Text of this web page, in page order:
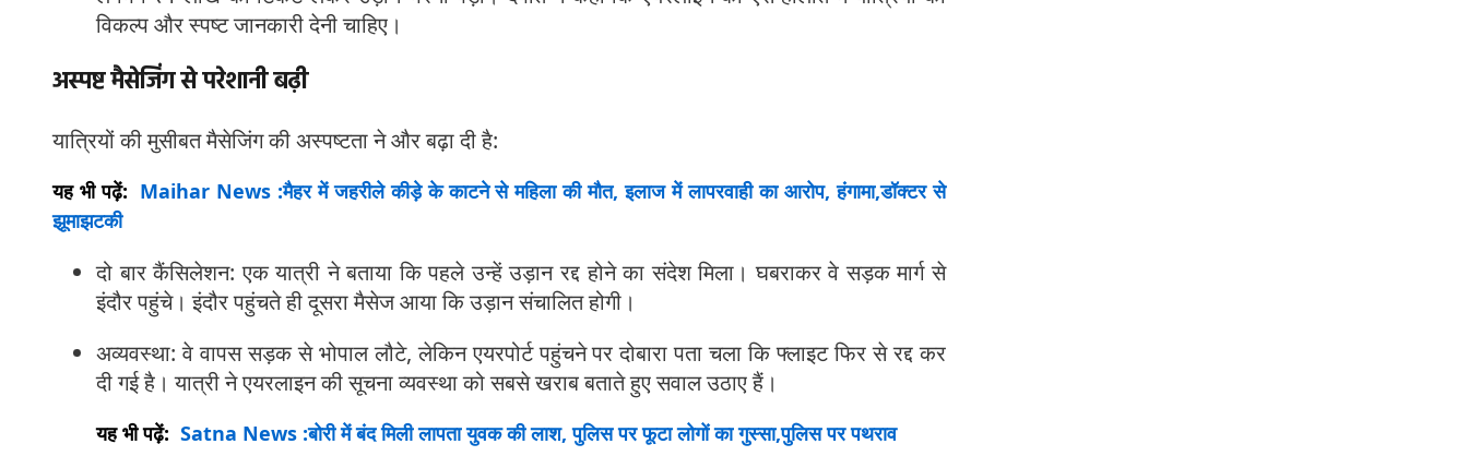
विकल्प और स्पष्ट जानकारी देनी चाहिए।
अस्पष्ट मैसेजिंग से परेशानी बढ़ी
यात्रियों की मुसीबत मैसेजिंग की अस्पष्टता ने और बढ़ा दी है:
यह भी पढ़ें: Maihar News :मैहर में जहरीले कीड़े के काटने से महिला की मौत, इलाज में लापरवाही का आरोप, हंगामा,डॉक्टर से
झूमाझटकी
दो बार कैंसिलेशन: एक यात्री ने बताया कि पहले उन्हें उड़ान रद्द होने का संदेश मिला। घबराकर वे सड़क मार्ग से
इंदौर पहुंचे। इंदौर पहुंचते ही दूसरा मैसेज आया कि उड़ान संचालित होगी।
अव्यवस्था: वे वापस सड़क से भोपाल लौटे, लेकिन एयरपोर्ट पहुंचने पर दोबारा पता चला कि फ्लाइट फिर से रद्द कर
दी गई है। यात्री ने एयरलाइन की सूचना व्यवस्था को सबसे खराब बताते हुए सवाल उठाए हैं।
यह भी पढ़ें: Satna News :बोरी में बंद मिली लापता युवक की लाश, पुलिस पर फूटा लोगों का गुस्सा,पुलिस पर पथराव